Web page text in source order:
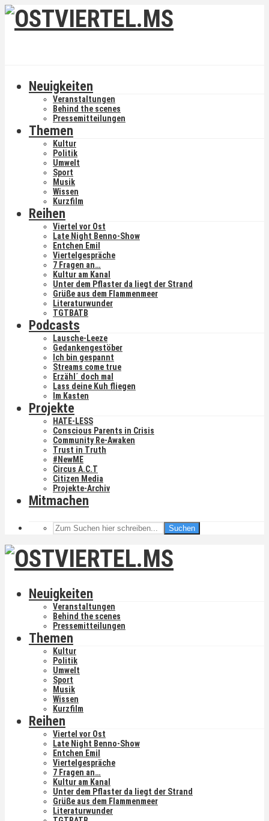
Neuigkeiten
Veranstaltungen
Behind the scenes
Pressemitteilungen
Themen
Kultur
Politik
Umwelt
Sport
Musik
Wissen
Kurzfilm
Reihen
Viertel vor Ost
Late Night Benno-Show
Entchen Emil
Viertelgespräche
7 Fragen an…
Kultur am Kanal
Unter dem Pflaster da liegt der Strand
Grüße aus dem Flammenmeer
Literaturwunder
TGTBATB
Podcasts
Lausche-Leeze
Gedankengestöber
Ich bin gespannt
Streams come true
Erzähl´ doch mal
Lass deine Kuh fliegen
Im Kasten
Projekte
HATE-LESS
Conscious Parents in Crisis
Community Re-Awaken
Trust in Truth
#NewME
Circus A.C.T
Citizen Media
Projekte-Archiv
Mitmachen
Suchen
Neuigkeiten
Veranstaltungen
Behind the scenes
Pressemitteilungen
Themen
Kultur
Politik
Umwelt
Sport
Musik
Wissen
Kurzfilm
Reihen
Viertel vor Ost
Late Night Benno-Show
Entchen Emil
Viertelgespräche
7 Fragen an…
Kultur am Kanal
Unter dem Pflaster da liegt der Strand
Grüße aus dem Flammenmeer
Literaturwunder